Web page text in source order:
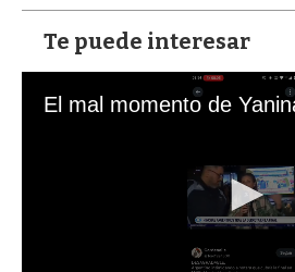
Te puede interesar